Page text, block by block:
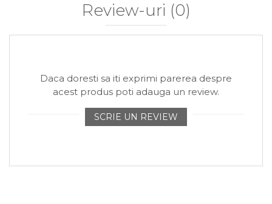
Review-uri (0)
Daca doresti sa iti exprimi parerea despre
acest produs poti adauga un review.
SCRIE UN REVIEW